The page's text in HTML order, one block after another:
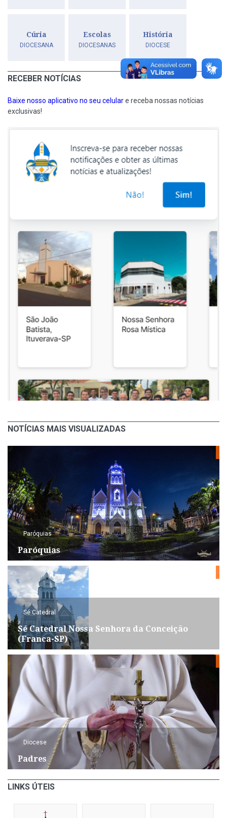
Cúria
DIOCESANA
Escolas
DIOCESANAS
História
DIOCESE
RECEBER NOTÍCIAS
Baixe nosso aplicativo no seu celulare receba nossas notícias
exclusivas!
NOTÍCIAS MAIS VISUALIZADAS
Paróquias
Paróquias
Sé Catedral
Sé Catedral Nossa Senhora da Conceição
(Franca-SP)
Diocese
Padres
LINKS ÚTEIS